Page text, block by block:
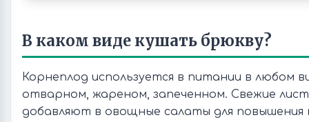
В каком виде кушать брюкву?
Корнеплод используется в питании в любом
отварном, жареном, запеченном. Свежие
добавляют в овощные салаты для повышения